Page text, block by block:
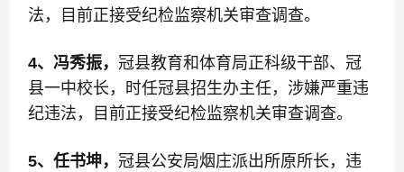
法，目前正接受纪检监察机关审查调查。
4、冯秀振， 冠县教育和体育局正科级干部、冠
县一中校长，时任冠县招生办主任，涉嫌严重违
纪违法，目前正接受纪检监察机关审查调查。
5、任书坤， 冠县公安局烟庄派出所原所长，违